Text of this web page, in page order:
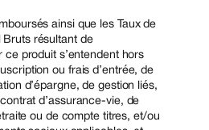
ainsi que les Taux de
Bruts résultant de
ce produit s’entendent hors
ou frais d’entrée, de
d’épargne, de gestion liés,
d’assurance-vie, de
ou de compte titres, et/ou